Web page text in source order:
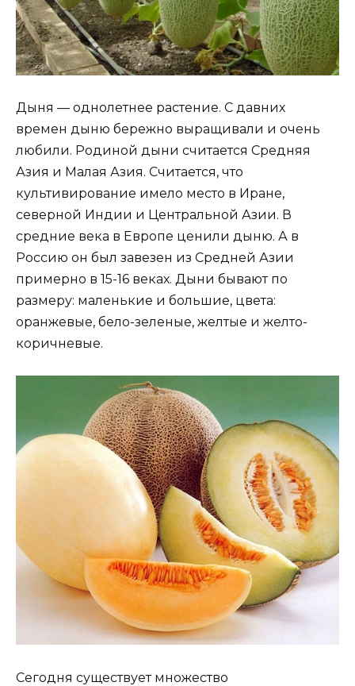
Дыня — однолетнее растение. С давних
времен дыню бережно выращивали и очень
любили. Родиной дыни считается Средняя
Азия и Малая Азия. Считается, что
культивирование имело место в Иране,
северной Индии и Центральной Азии. В
средние века в Европе ценили дыню. А в
Россию он был завезен из Средней Азии
примерно в 15-16 веках. Дыни бывают по
размеру: маленькие и большие, цвета:
оранжевые, бело-зеленые, желтые и желто-
коричневые.
Сегодня существует множество